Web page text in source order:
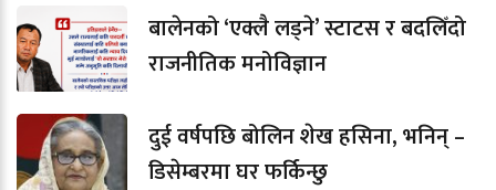
बालेनको ‘एक्लै लड्ने’ स्टाटस र बदलिँदो
राजनीतिक मनोविज्ञान
दुई वर्षपछि बोलिन शेख हसिना, भनिन् –
डिसेम्बरमा घर फर्किन्छु